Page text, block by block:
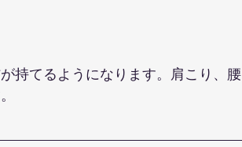
持てるようになります。肩こり、腰